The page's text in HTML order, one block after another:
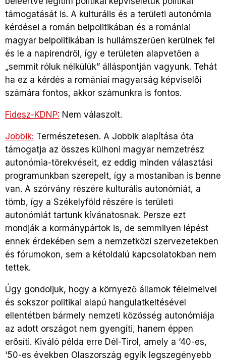
támogatását is. A kulturális és a területi autonómia
kérdései a román belpolitikában és a romániai
magyar belpolitikában is hullámszerűen kerülnek fel
és le a napirendről, így e területen alapvetően a
„semmit róluk nélkülük” álláspontján vagyunk. Tehát
ha ez a kérdés a romániai magyarság képviselői
számára fontos, akkor számunkra is fontos.
Fidesz-KDNP: Nem válaszolt.
Jobbik: Természetesen. A Jobbik alapítása óta
támogatja az összes külhoni magyar nemzetrész
autonómia-törekvéseit, ez eddig minden választási
programunkban szerepelt, így a mostaniban is benne
van. A szórvány részére kulturális autonómiát, a
tömb, így a Székelyföld részére is területi
autonómiát tartunk kívánatosnak. Persze ezt
mondják a kormánypártok is, de semmilyen lépést
ennek érdekében sem a nemzetközi szervezetekben
és fórumokon, sem a kétoldalú kapcsolatokban nem
tettek.
Úgy gondoljuk, hogy a környező államok félelmeivel
és sokszor politikai alapú hangulatkeltésével
ellentétben bármely nemzeti közösség autonómiája
az adott országot nem gyengíti, hanem éppen
erősíti. Kiváló példa erre Dél-Tirol, amely a ‘40-es,
‘50-es években Olaszország egyik legszegényebb